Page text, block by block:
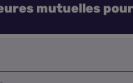
mutuelles